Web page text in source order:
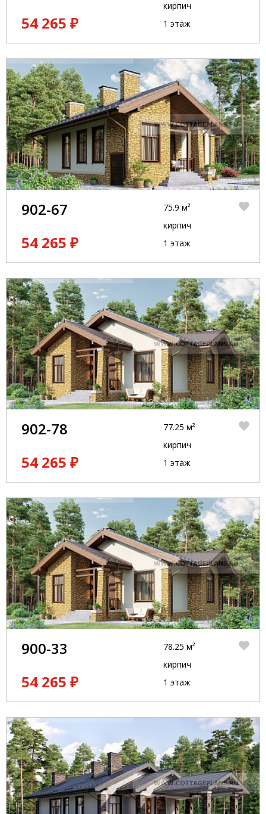
54 265 ₽
кирпич
1 этаж
902-67
54 265 ₽
75.9 м²
кирпич
1 этаж
902-78
54 265 ₽
77.25 м²
кирпич
1 этаж
900-33
54 265 ₽
78.25 м²
кирпич
1 этаж